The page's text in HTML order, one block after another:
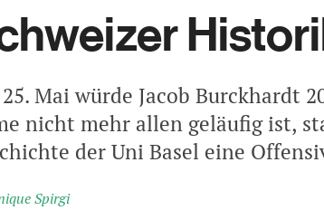
Mai würde Jacob Burckhardt
nicht mehr allen geläufig ist,
der Uni Basel eine
Spirgi